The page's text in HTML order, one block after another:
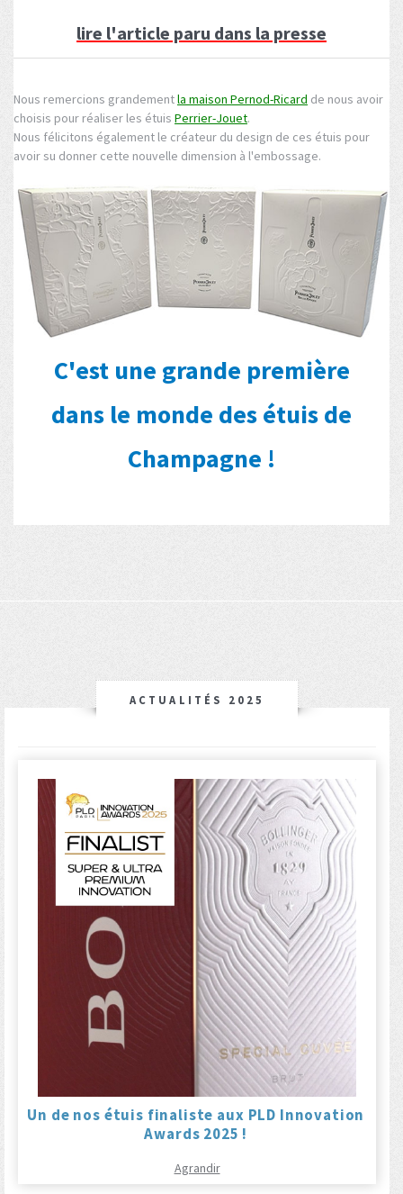
lire l'article paru dans la presse
Nous remercions grandementla maison Pernod-Ricard de nous avoir
choisis pour réaliser les étuis Perrier-Jouet.
Nous félicitons également le créateur du design de ces étuis pour
avoir su donner cette nouvelle dimension à l'embossage.
C'est une grande première
dans le monde des étuis de
Champagne !
ACTUALITÉS 2025
Un de nos étuis finaliste aux PLD Innovation
Awards 2025 !
Agrandir